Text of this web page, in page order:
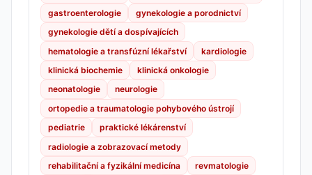
gastroenterologie
gynekologie a porodnictví
gynekologie dětí a dospívajících
hematologie a transfúzní lékařství
kardiologie
klinická biochemie
klinická onkologie
neonatologie
neurologie
ortopedie a traumatologie pohybového ústrojí
pediatrie
praktické lékárenství
radiologie a zobrazovací metody
rehabilitační a fyzikální medicína
revmatologie